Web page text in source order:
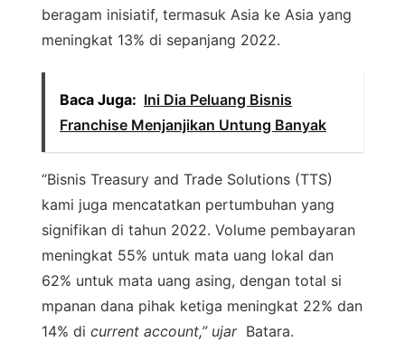
beragam inisiatif, termasuk Asia ke Asia yang
meningkat 13% di sepanjang 2022.
Baca Juga: Ini Dia Peluang Bisnis
Franchise Menjanjikan Untung Banyak
“Bisnis Treasury and Trade Solutions (TTS)
kami juga mencatatkan pertumbuhan yang
signifikan di tahun 2022. Volume pembayaran
meningkat 55% untuk mata uang lokal dan
62% untuk mata uang asing, dengan total si
mpanan dana pihak ketiga meningkat 22% dan
14% di current account,” ujar Batara.